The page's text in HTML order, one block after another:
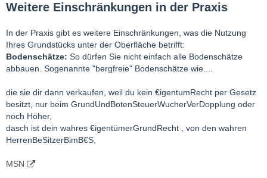
Weitere Einschränkungen in der Praxis
In der Praxis gibt es weitere Einschränkungen, was die Nutzung
Ihres Grundstücks unter der Oberfläche betrifft:
Bodenschätze: So dürfen Sie nicht einfach alle Bodenschätze
abbauen. Sogenannte "bergfreie" Bodenschätze wie....
die sie dir dann verkaufen, weil du kein €igentumRecht per Gesetz
besitzt, nur beim GrundUndBotenSteuerWucherVerDopplung oder
noch Höher,
dasch ist dein wahres €igentümerGrundRecht , von den wahren
HerrenBeSitzerBimB€S,
MSN